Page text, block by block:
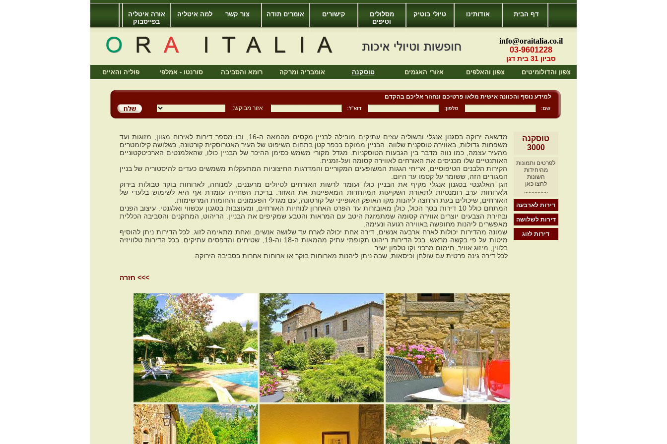
דף הבית אודותינו טיולי בוטיק
מסלולים
וטיפים
קישורים אומרים תודה צור קשר למה איטליה
אורה איטליה
בפייסבוק
info@oraitalia.co.il
03-9601228
סביון 31 בית דגן
צפון והדולומיטים צפון והאלפים אזורי האגמים טוסקנה אומבריה ומרקה רומא והסביבה סורנטו - אמלפי פוליה והאיים
למידע נוסף והכוונה אישית מלאו פרטיכם ונחזור אליכם בהקדם
אזור מבוקש:
טוסקנה
3000
לפרטים ותמונות
מהיחידות
השונות
לחצו כאן
................
דירות לארבעה
דירות לשלושה
דירות לזוג
מדשאה ירוקה בסגנון אנגלי ובשוליה עצים עתיקים מובילה לבניין מקסים מהמאה ה-16, ובו מספר דירות לאירוח מגוון, מזוגות ועד
משפחות גדולות, באווירה טוסקנית שלווה. הבניין ממוקם בכפר קטן בתחום השיפוט של העיר האטרוסקית קורטונה, כשלושה קילומטרים
מהעיר עצמה, כמו נווה מדבר בין הגבעות הטוסקניות. מגדל מקורי משמש כסימן ההיכר של הבניין כולו, שהאלמנטים הארכיטקטוניים
האותנטיים שלו מכניסים את האורחים לאווירה קסומה ועל-זמנית.
הקירות הלבנים הטיפוסיים, אריחי הגגות המשופעים המקוריים והמדרגות החיצוניות המתעקלות משמשים כעדים להיסטוריה של בניין
המגורים הזה, ששומר על קסמו עד היום.
הגן האלגנטי בסגנון אנגלי מקיף את הבניין כולו ועומד לרשות האורחים לטיולים מרעננים, למנוחה, לארוחות בוקר טבולות בירוק
ולארוחות ערב רומנטיות לתאורת השקיעות המיוחדות המאפיינות את האזור. בריכת השחייה עומדת אף היא לשימוש בלעדי של
האורחים, שיכולים בעת הרחצה ליהנות מקו האופק האופייני של קורטונה, עם מגדלי הפעמונים והחומות המרשימות.
המתחם כולל 10 דירות בסך הכול, כולן מאובזרות עד הפרט האחרון לנוחיות האורחים, ומעוצבות בסגנון עכשווי ואלגנטי. עיצוב הפנים
ובחירת הצבעים יוצרים אווירה קסומה שמתמזגת היטב עם המראות והטבע שמקיפים את הבניין. הריהוט, המתקנים והסביבה הכללית
מאפשרים ליהנות מחופשה באווירה רגועה ונעימה.
שמונה מהדירות יכולות לארח ארבעה אנשים, דירה אחת יכולה לארח עד שלושה אנשים, ואחת מתאימה לזוג. לכל הדירות ניתן להוסיף
מיטות על פי בקשה מראש. בכל הדירות ריהוט תקופתי עתיק מהמאות ה-18 וה-19, שטיחים והדפסים עתיקים. בכל הדירות טלוויזיה
בלווין, מיזוג אוויר, חימום מרכזי וקו טלפון ישיר.
לכל דירה גינה פרטית עם שולחן וכיסאות, שבה ניתן ליהנות מארוחות בוקר או ארוחות אחרות בסביבה הירוקה.
>>> חזרה